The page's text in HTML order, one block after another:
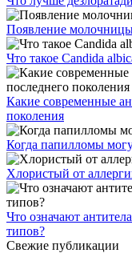
Появление молочницы
Что такое Candida
Какие современные
поколения
Когда папилломы
Хлористый от
Что означают
типов?
Свежие публикации